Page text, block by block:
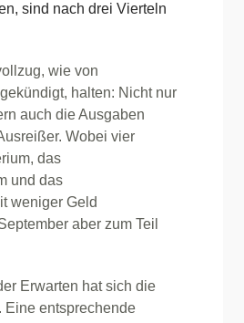
sind nach drei Vierteln
wie von
halten: Nicht nur
auch die Ausgaben
Wobei vier
das
und das
weniger Geld
aber zum Teil
Erwarten hat sich die
Eine entsprechende